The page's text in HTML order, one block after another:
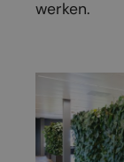
werken.